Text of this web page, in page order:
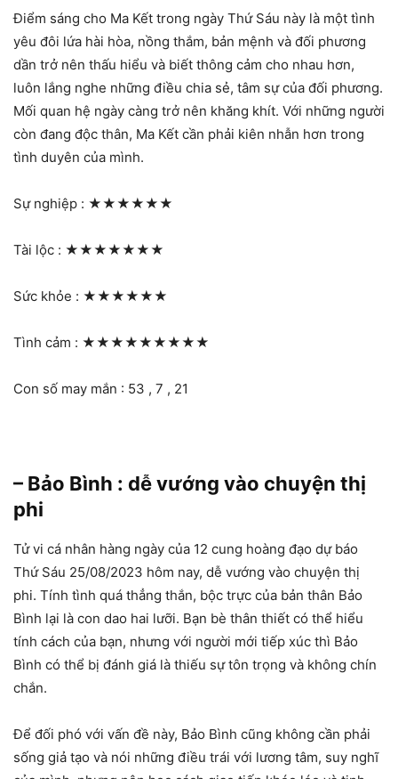
Điểm sáng cho Ma Kết trong ngày Thứ Sáu này là một tình
yêu đôi lứa hài hòa, nồng thắm, bản mệnh và đối phương
dần trở nên thấu hiểu và biết thông cảm cho nhau hơn,
luôn lắng nghe những điều chia sẻ, tâm sự của đối phương.
Mối quan hệ ngày càng trở nên khăng khít. Với những người
còn đang độc thân, Ma Kết cần phải kiên nhẫn hơn trong
tình duyên của mình.
Sự nghiệp : ★★★★★★
Tài lộc : ★★★★★★★
Sức khỏe : ★★★★★★
Tình cảm : ★★★★★★★★★
Con số may mắn : 53 , 7 , 21
– Bảo Bình : dễ vướng vào chuyện thị
phi
Tử vi cá nhân hàng ngày của 12 cung hoàng đạo dự báo
Thứ Sáu 25/08/2023 hôm nay, dễ vướng vào chuyện thị
phi. Tính tình quá thẳng thắn, bộc trực của bản thân Bảo
Bình lại là con dao hai lưỡi. Bạn bè thân thiết có thể hiểu
tính cách của bạn, nhưng với người mới tiếp xúc thì Bảo
Bình có thể bị đánh giá là thiếu sự tôn trọng và không chín
chắn.
Để đối phó với vấn đề này, Bảo Bình cũng không cần phải
sống giả tạo và nói những điều trái với lương tâm, suy nghĩ